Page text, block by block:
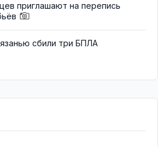
приглашают на перепись
сбили три БПЛА